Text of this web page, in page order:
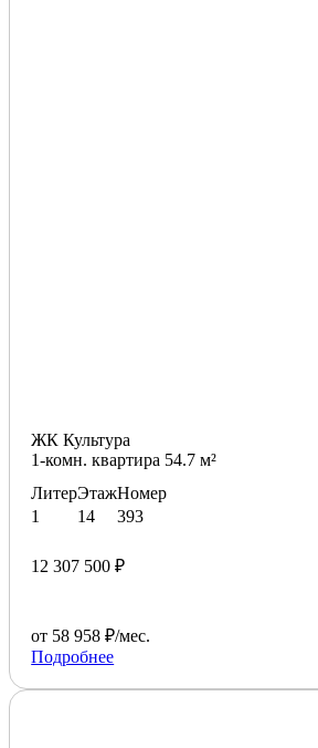
ЖК Культура
1-комн. квартира 54.7 м²
Литер
1
Этаж
14
Номер
393
12 307 500 ₽
от 58 958 ₽/мес.
Подробнее